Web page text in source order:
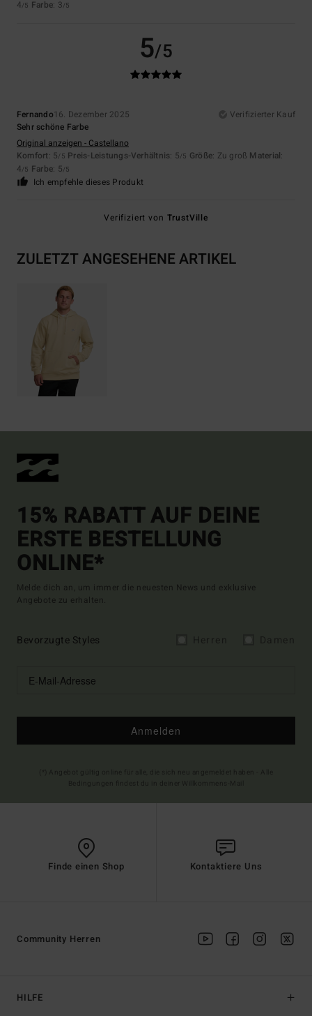
4/5 Farbe: 3/5
5/5
Fernando16. Dezember 2025
Verifizierter Kauf
Sehr schöne Farbe
Original anzeigen - Castellano
Komfort: 5/5 Preis-Leistungs-Verhältnis: 5/5 Größe: Zu groß Material:
4/5 Farbe: 5/5
Ich empfehle dieses Produkt
Verifiziert von TrustVille
ZULETZT ANGESEHENE ARTIKEL
15% RABATT AUF DEINE
ERSTE BESTELLUNG
ONLINE*
Melde dich an, um immer die neuesten News und exklusive
Angebote zu erhalten.
Bevorzugte Styles
Anmelden
Finde einen Shop Kontaktiere Uns
HILFE
Community Herren